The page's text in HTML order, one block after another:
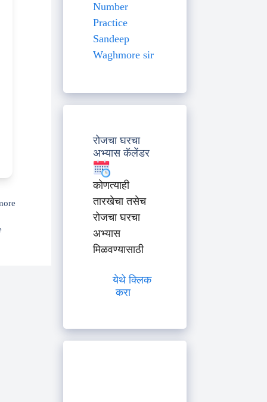
Number
Practice
Sandeep
Waghmore sir
रोजचा घरचा
अभ्यास कॅलेंडर
कोणत्याही
तारखेचा तसेच
रोजचा घरचा
अभ्यास
मिळवण्यासाठी
येथे क्लिक
करा